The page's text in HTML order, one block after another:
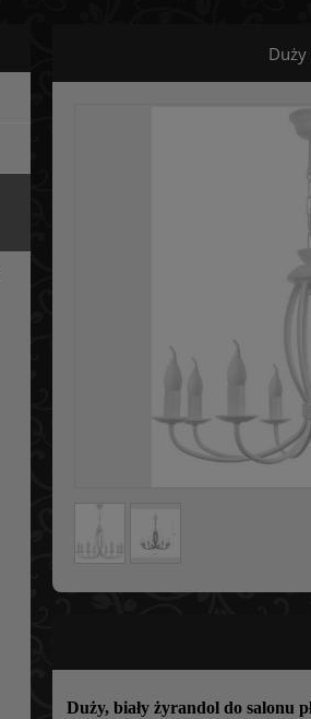
Duży, biały żyrandol do salonu